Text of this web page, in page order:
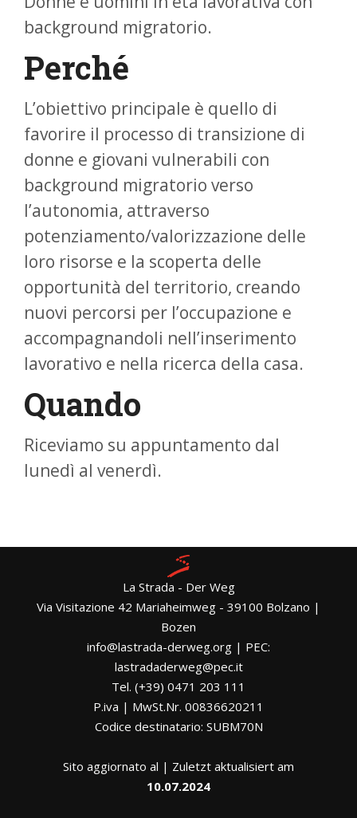
background migratorio.
Perché
L’obiettivo principale è quello di
favorire il processo di transizione di
donne e giovani vulnerabili con
background migratorio verso
l’autonomia, attraverso
potenziamento/valorizzazione delle
loro risorse e la scoperta delle
opportunità del territorio, creando
nuovi percorsi per l’occupazione e
accompagnandoli nell’inserimento
lavorativo e nella ricerca della casa.
Quando
Riceviamo su appuntamento dal
lunedì al venerdì.
La Strada - Der Weg
Via Visitazione 42 Mariaheimweg - 39100 Bolzano |
Bozen
info@lastrada-derweg.org | PEC:
lastradaderweg@pec.it
Tel. (+39) 0471 203 111
P.iva | MwSt.Nr. 00836620211
Codice destinatario: SUBM70N
Sito aggiornato al | Zuletzt aktualisiert am
10.07.2024